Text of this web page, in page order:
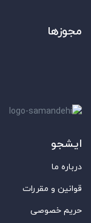
مجوزها
ایشجو
درباره ما
قوانین و مقررات
حریم خصوصی